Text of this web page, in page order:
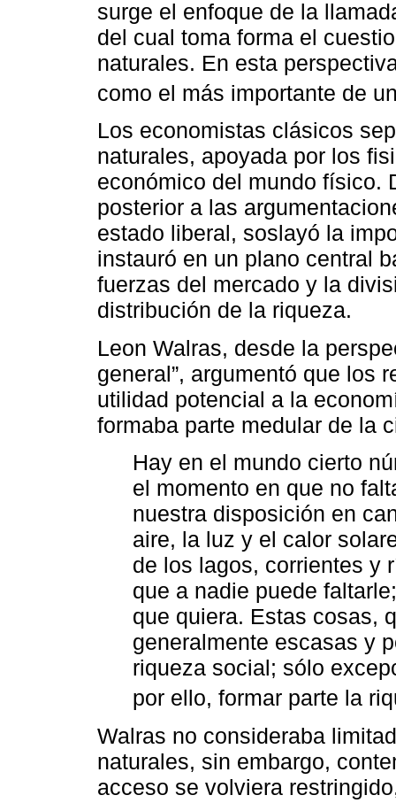
surge el enfoque de la
del cual toma forma el
naturales. En esta
como el más importante de
Los economistas clásicos
naturales, apoyada por los
económico del mundo físico.
posterior a las
estado liberal, soslayó la
instauró en un plano central
fuerzas del mercado y la
distribución de la riqueza.
Leon Walras, desde la
general”, argumentó que los
utilidad potencial a la
formaba parte medular de la
Hay en el mundo cierto
el momento en que no
nuestra disposición en
aire, la luz y el calor
de los lagos, corrientes y
que a nadie puede
que quiera. Estas cosas,
generalmente escasas y
riqueza social; sólo
por ello, formar parte la
Walras no consideraba
naturales, sin embargo,
acceso se volviera